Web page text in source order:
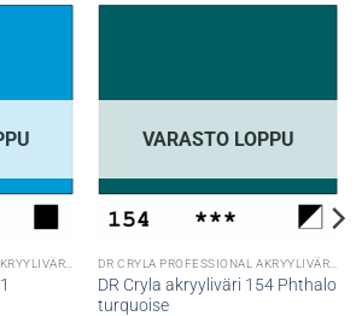
VARASTO LOPPU
DR Cryla akryyliväri 154 Phthalo
turquoise